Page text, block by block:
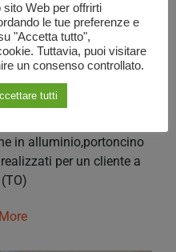
persiane
garage
in alluminio,portoncino
per un cliente a
Web per offrirti
le tue preferenze e
"Accetta tutto",
Tuttavia, puoi visitare
un consenso controllato.
tutti